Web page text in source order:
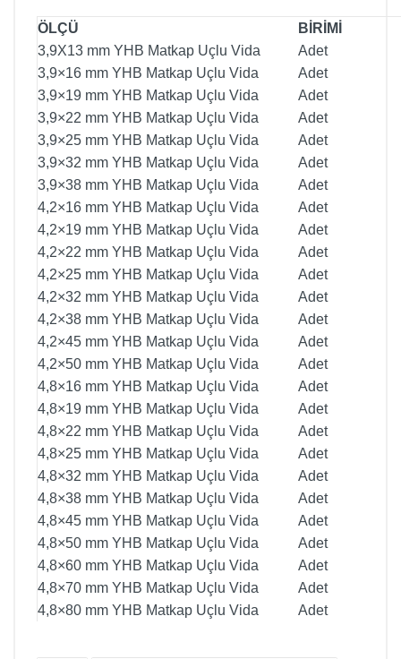
ÖLÇÜ
BİRİMİ
3,9X13 mm YHB Matkap Uçlu Vida
Adet
3,9×16 mm YHB Matkap Uçlu Vida
Adet
3,9×19 mm YHB Matkap Uçlu Vida
Adet
3,9×22 mm YHB Matkap Uçlu Vida
Adet
3,9×25 mm YHB Matkap Uçlu Vida
Adet
3,9×32 mm YHB Matkap Uçlu Vida
Adet
3,9×38 mm YHB Matkap Uçlu Vida
Adet
4,2×16 mm YHB Matkap Uçlu Vida
Adet
4,2×19 mm YHB Matkap Uçlu Vida
Adet
4,2×22 mm YHB Matkap Uçlu Vida
Adet
4,2×25 mm YHB Matkap Uçlu Vida
Adet
4,2×32 mm YHB Matkap Uçlu Vida
Adet
4,2×38 mm YHB Matkap Uçlu Vida
Adet
4,2×45 mm YHB Matkap Uçlu Vida
Adet
4,2×50 mm YHB Matkap Uçlu Vida
Adet
4,8×16 mm YHB Matkap Uçlu Vida
Adet
4,8×19 mm YHB Matkap Uçlu Vida
Adet
4,8×22 mm YHB Matkap Uçlu Vida
Adet
4,8×25 mm YHB Matkap Uçlu Vida
Adet
4,8×32 mm YHB Matkap Uçlu Vida
Adet
4,8×38 mm YHB Matkap Uçlu Vida
Adet
4,8×45 mm YHB Matkap Uçlu Vida
Adet
4,8×50 mm YHB Matkap Uçlu Vida
Adet
4,8×60 mm YHB Matkap Uçlu Vida
Adet
4,8×70 mm YHB Matkap Uçlu Vida
Adet
4,8×80 mm YHB Matkap Uçlu Vida
Adet